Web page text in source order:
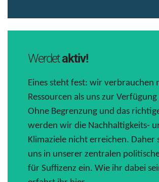
Werdetaktiv!
Eines steht fest: wir verbrauchen
Ressourcen als uns zur
Ohne Begrenzung und das
werden wir die Nachhaltigkeits-
Klimaziele nicht erreichen. Daher
uns in unserer zentralen
für Suffizenz ein. Wie ihr dabei